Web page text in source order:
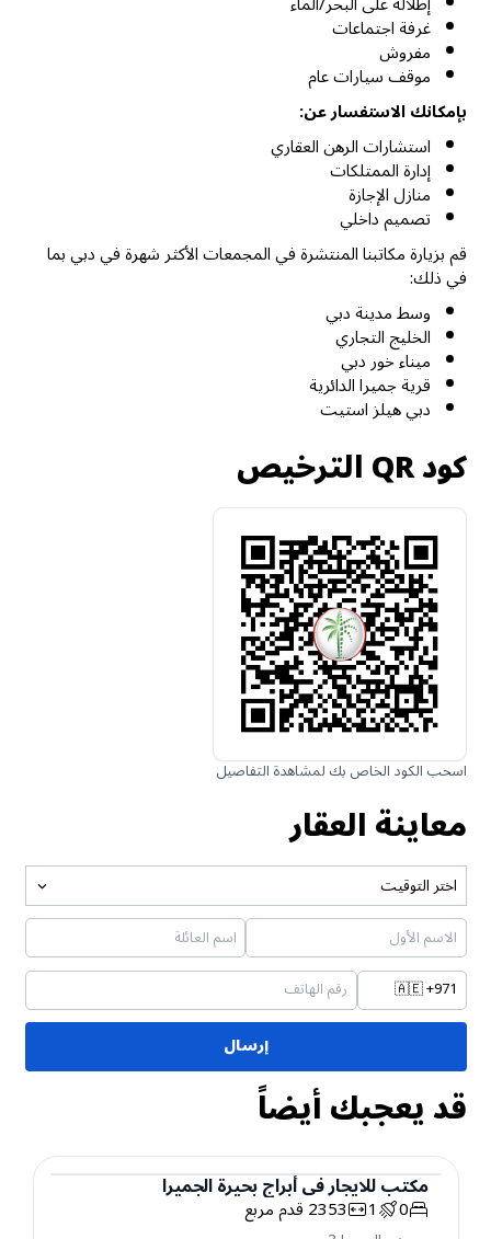
غرفة اجتماعات
مفروش
موقف سيارات عام
بإمكانك الاستفسار عن:
استشارات الرهن العقاري
إدارة الممتلكات
منازل الإجازة
تصميم داخلي
قم بزيارة مكاتبنا المنتشرة في المجمعات الأكثر شهرة في دبي بما
في ذلك:
وسط مدينة دبي
الخليج التجاري
ميناء خور دبي
قرية جميرا الدائرية
دبي هيلز استيت
كود QR الترخيص
اسحب الكود الخاص بك لمشاهدة التفاصيل
معاينة العقار
اختر التوقيت
🇦🇪+971
إرسال
قد يعجبك أيضاً
مكتب
مكتبللايجارفيأبراج بحيرة الجميرا
0
1
2353قدم مربع